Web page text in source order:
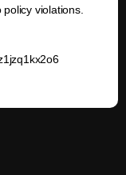
violations.